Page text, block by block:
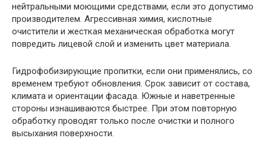
нейтральными моющими средствами, если это допустимо
производителем. Агрессивная химия, кислотные
очистители и жесткая механическая обработка могут
повредить лицевой слой и изменить цвет материала.
Гидрофобизирующие пропитки, если они применялись, со
временем требуют обновления. Срок зависит от состава,
климата и ориентации фасада. Южные и наветренные
стороны изнашиваются быстрее. При этом повторную
обработку проводят только после очистки и полного
высыхания поверхности.